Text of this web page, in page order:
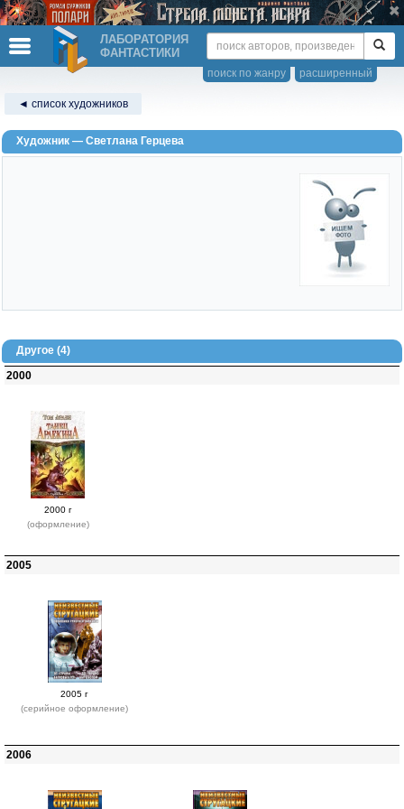
ЛАБОРАТОРИЯ
ФАНТАСТИКИ
расширенный
поиск по жанру
◄ список художников
Художник — Светлана Герцева
Другое (4)
2000
2000 г
(оформление)
2005
2005 г
(серийное оформление)
2006